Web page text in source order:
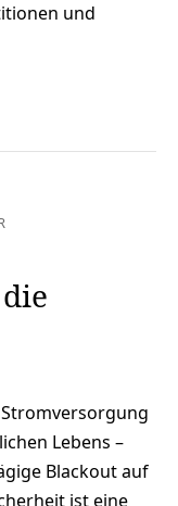
und
Lebens –
Blackout auf
ist eine